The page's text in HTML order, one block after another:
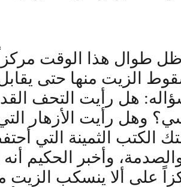
طوال هذا الوقت
الزيت منها حتى
هل رأيت التحف
وهل رأيت الأزهار
الكتب الثمينة التي
وأخبر الحكيم
على ألا ينسكب الزيت